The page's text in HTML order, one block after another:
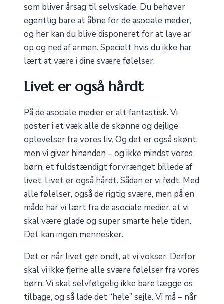
som bliver årsag til selvskade. Du behøver
egentlig bare at åbne for de asociale medier,
og her kan du blive disponeret for at lave ar
op og ned af armen. Specielt hvis du ikke har
lært at være i dine svære følelser.
Livet er også hårdt
På de asociale medier er alt fantastisk. Vi
poster i et væk alle de skønne og dejlige
oplevelser fra vores liv. Og det er også skønt,
men vi giver hinanden – og ikke mindst vores
børn, et fuldstændigt forvrænget billede af
livet. Livet er også hårdt. Sådan er vi født. Med
alle følelser, også de rigtig svære, men på en
måde har vi lært fra de asociale medier, at vi
skal være glade og super smarte hele tiden.
Det kan ingen mennesker.
Det er når livet gør ondt, at vi vokser. Derfor
skal vi ikke fjerne alle svære følelser fra vores
børn. Vi skal selvfølgelig ikke bare lægge os
tilbage, og så lade det “hele” sejle. Vi må – når